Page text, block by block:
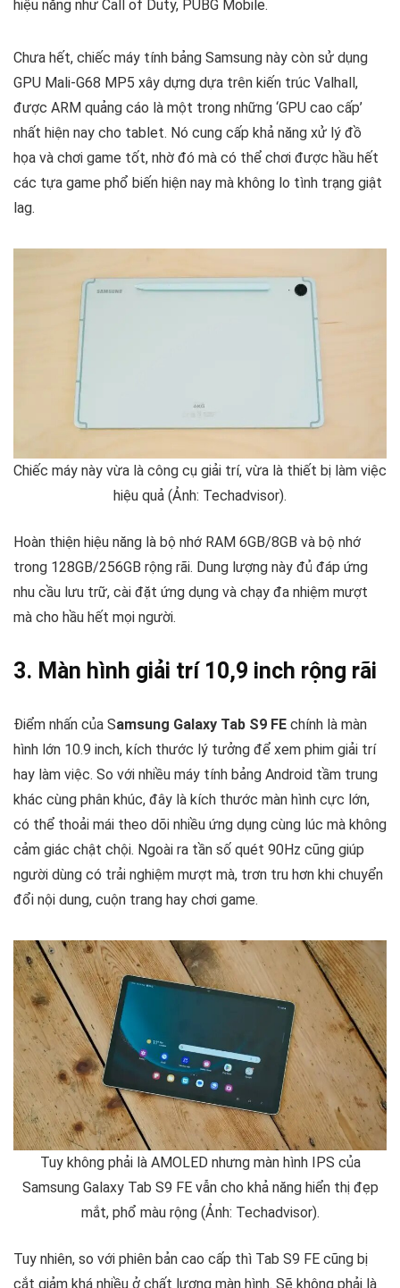
hiệu năng như Call of Duty, PUBG Mobile.
Chưa hết, chiếc máy tính bảng Samsung này còn sử dụng
GPU Mali-G68 MP5 xây dựng dựa trên kiến trúc Valhall,
được ARM quảng cáo là một trong những ‘GPU cao cấp’
nhất hiện nay cho tablet. Nó cung cấp khả năng xử lý đồ
họa và chơi game tốt, nhờ đó mà có thể chơi được hầu hết
các tựa game phổ biến hiện nay mà không lo tình trạng giật
lag.
Chiếc máy này vừa là công cụ giải trí, vừa là thiết bị làm việc
hiệu quả (Ảnh: Techadvisor).
Hoàn thiện hiệu năng là bộ nhớ RAM 6GB/8GB và bộ nhớ
trong 128GB/256GB rộng rãi. Dung lượng này đủ đáp ứng
nhu cầu lưu trữ, cài đặt ứng dụng và chạy đa nhiệm mượt
mà cho hầu hết mọi người.
3. Màn hình giải trí 10,9 inch rộng rãi
Điểm nhấn của Samsung Galaxy Tab S9 FE chính là màn
hình lớn 10.9 inch, kích thước lý tưởng để xem phim giải trí
hay làm việc. So với nhiều máy tính bảng Android tầm trung
khác cùng phân khúc, đây là kích thước màn hình cực lớn,
có thể thoải mái theo dõi nhiều ứng dụng cùng lúc mà không
cảm giác chật chội. Ngoài ra tần số quét 90Hz cũng giúp
người dùng có trải nghiệm mượt mà, trơn tru hơn khi chuyển
đổi nội dung, cuộn trang hay chơi game.
Tuy không phải là AMOLED nhưng màn hình IPS của
Samsung Galaxy Tab S9 FE vẫn cho khả năng hiển thị đẹp
mắt, phổ màu rộng (Ảnh: Techadvisor).
Tuy nhiên, so với phiên bản cao cấp thì Tab S9 FE cũng bị
cắt giảm khá nhiều ở chất lượng màn hình. Sẽ không phải là